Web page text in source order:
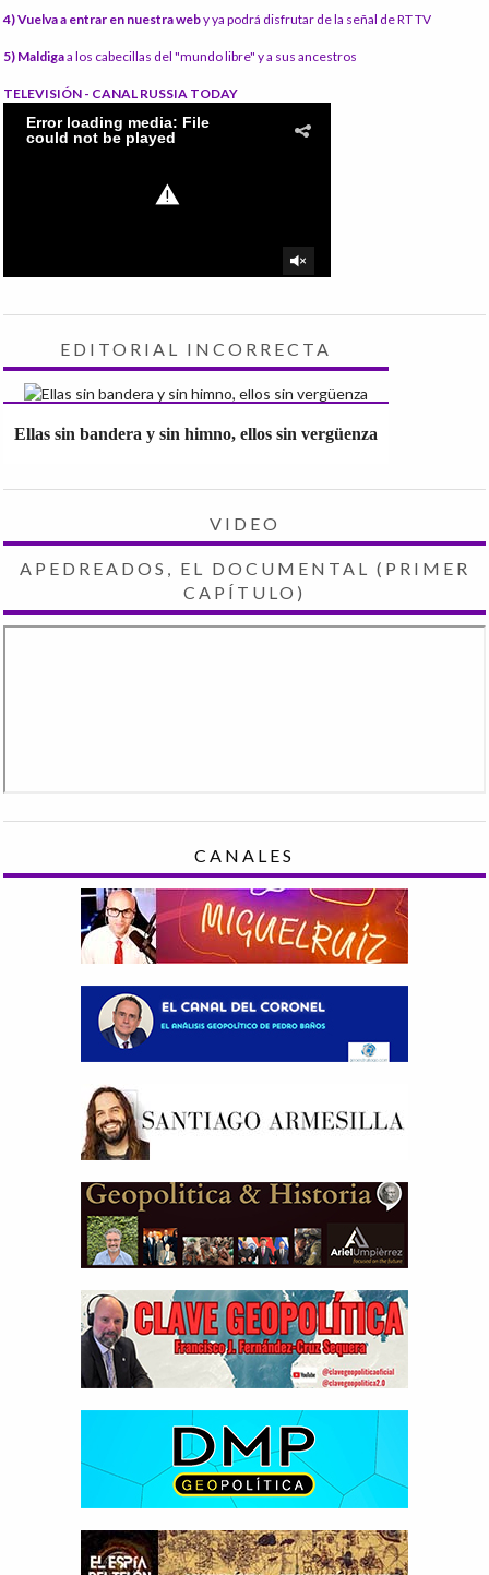
4) Vuelva a entrar en nuestra weby ya podrá disfrutar de la señal de RT TV
5) Maldigaa los cabecillas del "mundo libre" y a sus ancestros
TELEVISIÓN - CANAL RUSSIA TODAY
EDITORIAL INCORRECTA
Ellas sin bandera y sin himno, ellos sin vergüenza
VIDEO
APEDREADOS, EL DOCUMENTAL (PRIMER
CAPÍTULO)
CANALES